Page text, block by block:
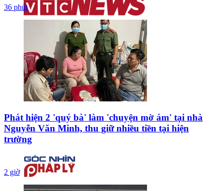
36 phút
Phát hiện 2 'quý bà' làm 'chuyện mờ ám' tại nhà
Nguyễn Văn Minh, thu giữ nhiều tiền tại hiện
trường
2 giờ